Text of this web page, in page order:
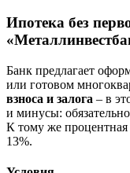
Ипотека без
Банк предлагает
или готовом
взноса и залога – в
и минусы:
К тому же
13%.